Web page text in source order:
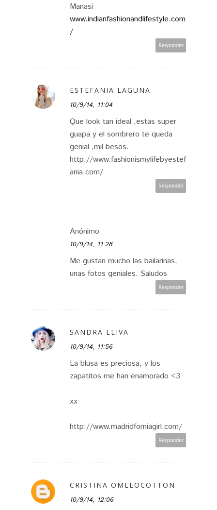
Manasi
www.indianfashionandlifestyle.com
/
Responder
ESTEFANIA LAGUNA
10/9/14, 11:04
Que look tan ideal ,estas super
guapa y el sombrero te queda
genial ,mil besos.
http://www.fashionismylifebyestef
ania.com/
Responder
Anónimo
10/9/14, 11:28
Me gustan mucho las bailarinas,
unas fotos geniales. Saludos
Responder
SANDRA LEIVA
10/9/14, 11:56
La blusa es preciosa, y los
zapatitos me han enamorado <3
xx
http://www.madridforniagirl.com/
Responder
CRISTINA OMELOCOTTON
10/9/14, 12:06